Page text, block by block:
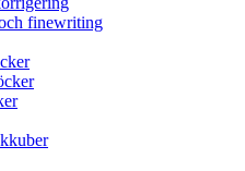
finewriting